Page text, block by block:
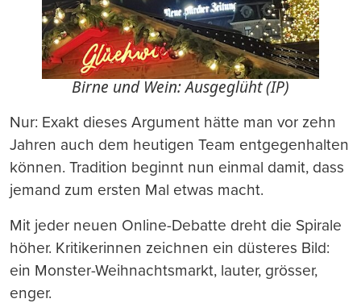
Birne und Wein: Ausgeglüht (IP)
Nur: Exakt dieses Argument hätte man vor zehn
Jahren auch dem heutigen Team entgegenhalten
können. Tradition beginnt nun einmal damit, dass
jemand zum ersten Mal etwas macht.
Mit jeder neuen Online-Debatte dreht die Spirale
höher. Kritikerinnen zeichnen ein düsteres Bild:
ein Monster-Weihnachtsmarkt, lauter, grösser,
enger.